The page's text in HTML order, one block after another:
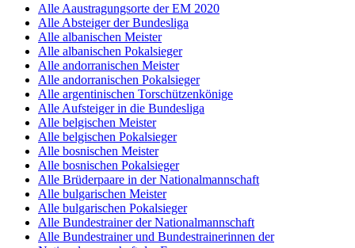
Alle Aaustragungsorte der EM 2020
Alle Absteiger der Bundesliga
Alle albanischen Meister
Alle albanischen Pokalsieger
Alle andorranischen Meister
Alle andorranischen Pokalsieger
Alle argentinischen Torschützenkönige
Alle Aufsteiger in die Bundesliga
Alle belgischen Meister
Alle belgischen Pokalsieger
Alle bosnischen Meister
Alle bosnischen Pokalsieger
Alle Brüderpaare in der Nationalmannschaft
Alle bulgarischen Meister
Alle bulgarischen Pokalsieger
Alle Bundestrainer der Nationalmannschaft
Alle Bundestrainer und Bundestrainerinnen der